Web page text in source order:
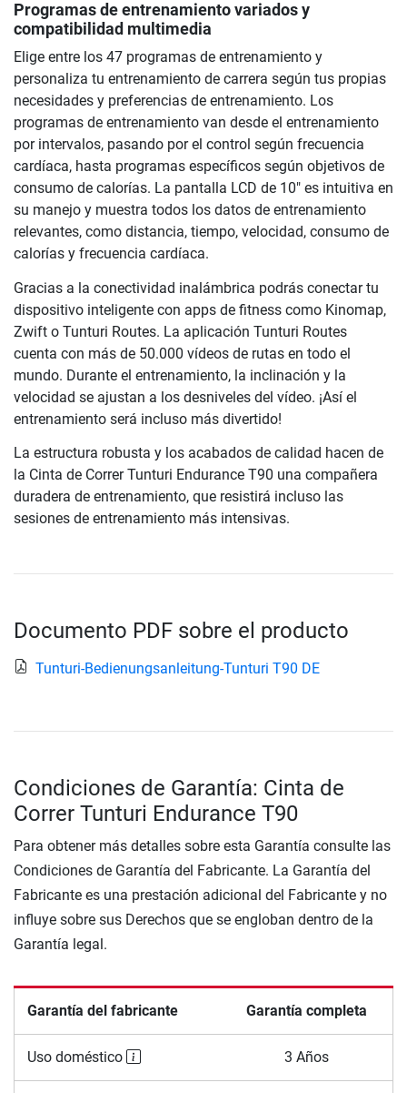
Programas de entrenamiento variados y
compatibilidad multimedia
Elige entre los 47 programas de entrenamiento y
personaliza tu entrenamiento de carrera según tus propias
necesidades y preferencias de entrenamiento. Los
programas de entrenamiento van desde el entrenamiento
por intervalos, pasando por el control según frecuencia
cardíaca, hasta programas específicos según objetivos de
consumo de calorías. La pantalla LCD de 10" es intuitiva en
su manejo y muestra todos los datos de entrenamiento
relevantes, como distancia, tiempo, velocidad, consumo de
calorías y frecuencia cardíaca.
Gracias a la conectividad inalámbrica podrás conectar tu
dispositivo inteligente con apps de fitness como Kinomap,
Zwift o Tunturi Routes. La aplicación Tunturi Routes
cuenta con más de 50.000 vídeos de rutas en todo el
mundo. Durante el entrenamiento, la inclinación y la
velocidad se ajustan a los desniveles del vídeo. ¡Así el
entrenamiento será incluso más divertido!
La estructura robusta y los acabados de calidad hacen de
la Cinta de Correr Tunturi Endurance T90 una compañera
duradera de entrenamiento, que resistirá incluso las
sesiones de entrenamiento más intensivas.
Documento PDF sobre el producto
Tunturi-Bedienungsanleitung-Tunturi T90 DE
Condiciones de Garantía: Cinta de
Correr Tunturi Endurance T90
Para obtener más detalles sobre esta Garantía consulte las
Condiciones de Garantía del Fabricante. La Garantía del
Fabricante es una prestación adicional del Fabricante y no
influye sobre sus Derechos que se engloban dentro de la
Garantía legal.
Garantía del fabricante Garantía completa
Uso doméstico 3 Años